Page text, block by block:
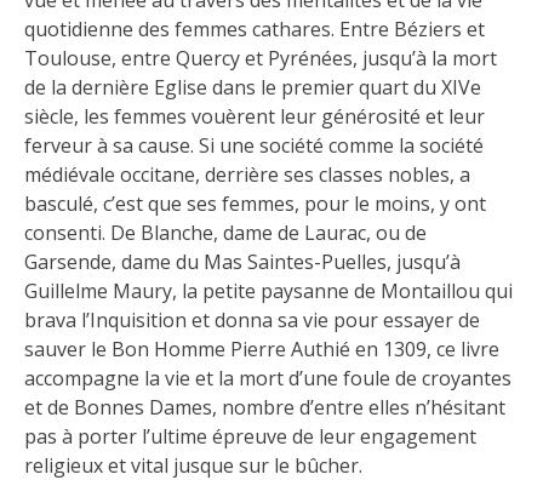
quotidienne des femmes cathares. Entre Béziers et
Toulouse, entre Quercy et Pyrénées, jusqu’à la mort
de la dernière Eglise dans le premier quart du XIVe
siècle, les femmes vouèrent leur générosité et leur
ferveur à sa cause. Si une société comme la société
médiévale occitane, derrière ses classes nobles, a
basculé, c’est que ses femmes, pour le moins, y ont
consenti. De Blanche, dame de Laurac, ou de
Garsende, dame du Mas Saintes-Puelles, jusqu’à
Guillelme Maury, la petite paysanne de Montaillou qui
brava l’Inquisition et donna sa vie pour essayer de
sauver le Bon Homme Pierre Authié en 1309, ce livre
accompagne la vie et la mort d’une foule de croyantes
et de Bonnes Dames, nombre d’entre elles n’hésitant
pas à porter l’ultime épreuve de leur engagement
religieux et vital jusque sur le bûcher.